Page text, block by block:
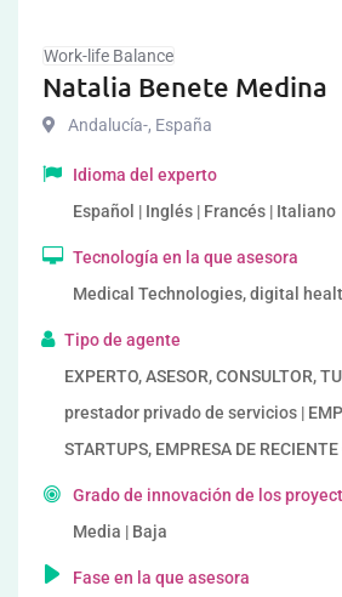
Work-life Balance
Natalia Benete Medina
Andalucía-, España
Idioma del experto
Español | Inglés | Francés | Italiano
Tecnología en la que asesora
Medical Technologies, digital
Tipo de agente
EXPERTO, ASESOR, CONSULTOR,
prestador privado de servicios |
STARTUPS, EMPRESA DE
Grado de innovación de los
Media | Baja
Fase en la que asesora